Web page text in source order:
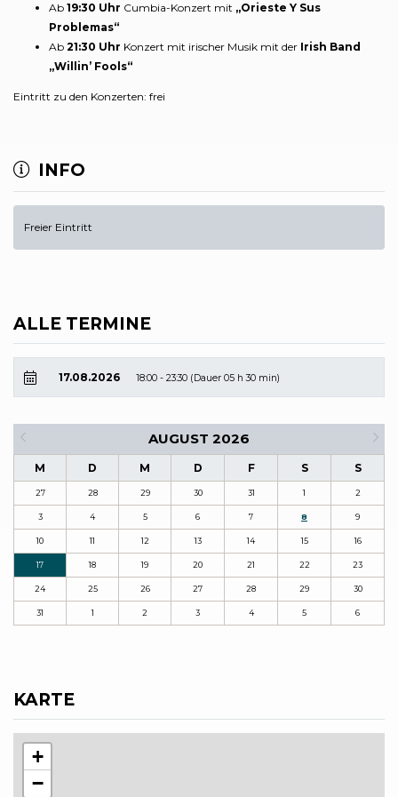
Ab 19:30 Uhr Cumbia-Konzert mit „Orieste Y Sus
Problemas“
Ab 21:30 Uhr Konzert mit irischer Musik mit der Irish Band
„Willin’ Fools“
Eintritt zu den Konzerten: frei
INFO
Freier Eintritt
ALLE TERMINE
17.08.2026 18:00 - 23:30 (Dauer 05 h 30 min)
AUGUST 2026
M D M D F S S
27 28 29 30 31 1 2
3 4 5 6 7 8 9
10 11 12 13 14 15 16
17 18 19 20 21 22 23
24 25 26 27 28 29 30
31 1 2 3 4 5 6
KARTE
+
−